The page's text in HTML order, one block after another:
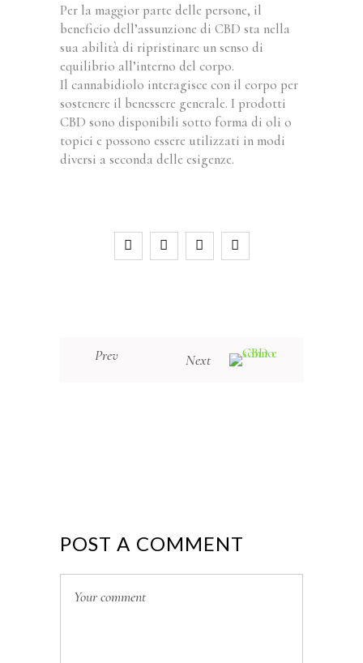
Per la maggior parte delle persone, il
beneficio dell’assunzione di CBD sta nella
sua abilità di ripristinare un senso di
equilibrio all’interno del corpo.
Il cannabidiolo interagisce con il corpo per
sostenere il benessere generale. I prodotti
CBD sono disponibili sotto forma di oli o
topici e possono essere utilizzati in modi
diversi a seconda delle esigenze.
Prev Next
POST A COMMENT